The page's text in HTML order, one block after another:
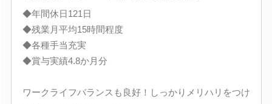
◆年間休日121日
◆残業月平均15時間程度
◆各種手当充実
◆賞与実績4.8か月分
ワークライフバランスも良好！しっかりメリハリをつけ